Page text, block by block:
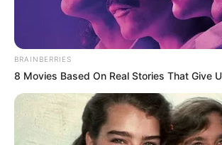
BRAINBERRIES
8 Movies Based On Real Stories That Give